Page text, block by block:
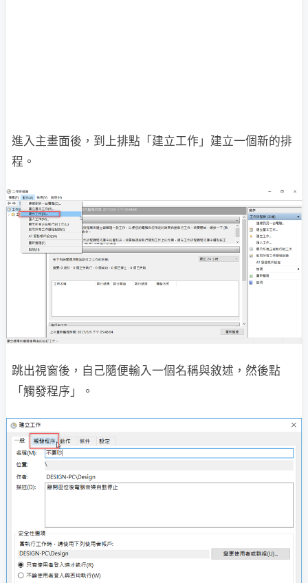
進入主畫面後，到上排點「建立工作」建立一個新的排
程。
跳出視窗後，自己隨便輸入一個名稱與敘述，然後點
「觸發程序」。